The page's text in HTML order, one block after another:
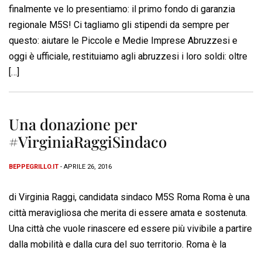
finalmente ve lo presentiamo: il primo fondo di garanzia
regionale M5S! Ci tagliamo gli stipendi da sempre per
questo: aiutare le Piccole e Medie Imprese Abruzzesi e
oggi è ufficiale, restituiamo agli abruzzesi i loro soldi: oltre
[…]
Una donazione per
#VirginiaRaggiSindaco
BEPPEGRILLO.IT - APRILE 26, 2016
di Virginia Raggi, candidata sindaco M5S Roma Roma è una
città meravigliosa che merita di essere amata e sostenuta.
Una città che vuole rinascere ed essere più vivibile a partire
dalla mobilità e dalla cura del suo territorio. Roma è la